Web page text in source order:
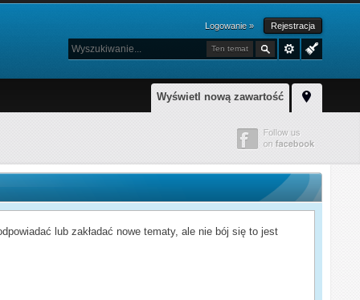
Logowanie » Rejestracja
Ten temat
Wyświetl nową zawartość
lub zakładać nowe tematy, ale nie bój się to jest